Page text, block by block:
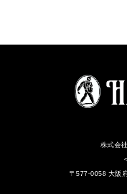
株式会
〒577-0058 大阪